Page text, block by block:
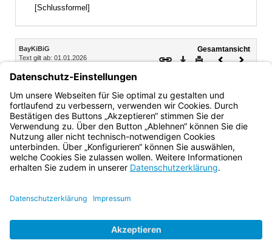
[Schlussformel]
Inhalt
BayKiBiG
Text gilt ab: 01.01.2026
Gesamtansicht
Download
DruckenVorheriges
Abschnitt 4 Datenschutz
Art. 30 Erhebung, Verarbeitung und Nutzung von Daten
Bayern.de
BayernPortal
Impressum